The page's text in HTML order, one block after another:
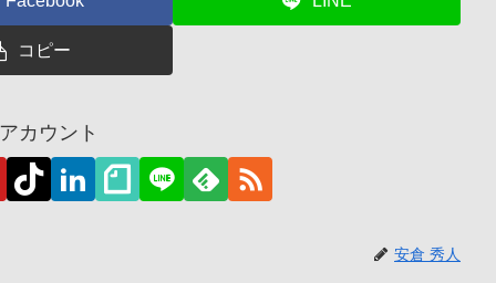
コピー
カウント
安倉 秀人